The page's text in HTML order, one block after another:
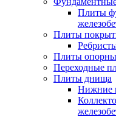
Плиты
Плиты
Плиты
Переходные
Плиты днища
Нижние